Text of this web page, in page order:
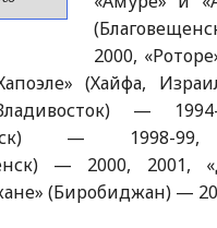
2000,
(Хайфа,
— 1994-
— 1998-99,
— 2000, 2001,
(Биробиджан) —